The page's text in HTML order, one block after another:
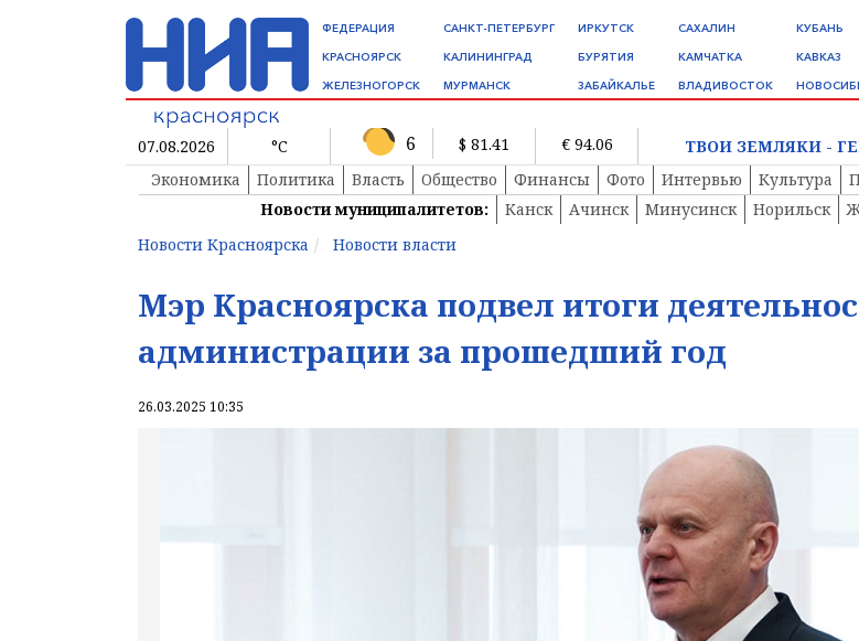
ФЕДЕРАЦИЯ
КРАСНОЯРСК
ЖЕЛЕЗНОГОРСК
САНКТ-ПЕТЕРБУРГ
КАЛИНИНГРАД
МУРМАНСК
ИРКУТСК
БУРЯТИЯ
ЗАБАЙКАЛЬЕ
САХАЛИН
КАМЧАТКА
ВЛАДИВОСТОК
КУБАНЬ
КАВКАЗ
07.08.2026 °C 6 $ 81.41 € 94.06
ТВОИ ЗЕМЛЯКИ -
Экономика
Политика Власть Общество Финансы Фото Интервью Культура
Новости муниципалитетов:
Канск Ачинск Минусинск Норильск
Новости Красноярска
Новости власти
Мэр Красноярска подвел итоги
администрации за прошедший год
26.03.2025 10:35